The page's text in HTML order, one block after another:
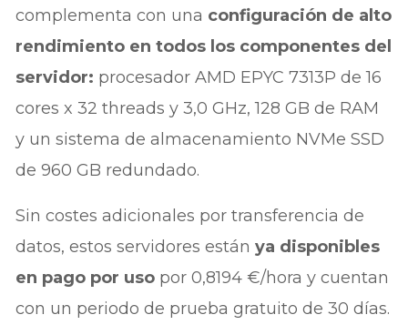
complementa con una configuración de alto
rendimiento en todos los componentes del
servidor: procesador AMD EPYC 7313P de 16
cores x 32 threads y 3,0 GHz, 128 GB de RAM
y un sistema de almacenamiento NVMe SSD
de 960 GB redundado.
Sin costes adicionales por transferencia de
datos, estos servidores estánya disponibles
en pago por uso por 0,8194 €/hora y cuentan
con un periodo de prueba gratuito de 30 días.